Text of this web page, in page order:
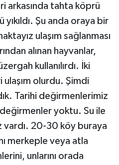
arkasında tahta köprü
Şu anda oraya bir
ulaşım sağlanması
alınan hayvanlar,
kullanılırdı. İki
ulaşım olurdu. Şimdi
Tarihi değirmenlerimiz
yoktu. Su ile
vardı. 20-30 köy buraya
merkeple veya atla
unlarını orada